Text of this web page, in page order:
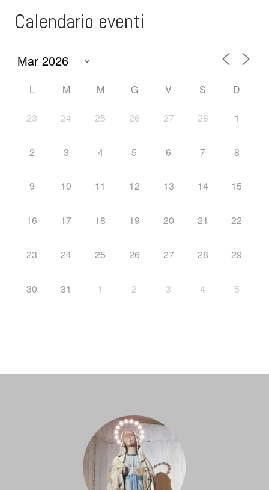
Calendario eventi
L M M G V S D
23 24 25 26 27 28 1
2 3 4 5 6 7 8
9 10 11 12 13 14 15
16 17 18 19 20 21 22
23 24 25 26 27 28 29
30 31 1 2 3 4 5